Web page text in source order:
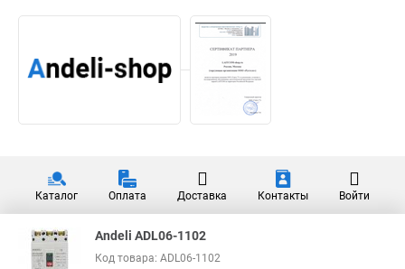
Каталог Оплата Доставка Контакты Войти
Andeli ADL06-1102
Код товара: ADL06-1102